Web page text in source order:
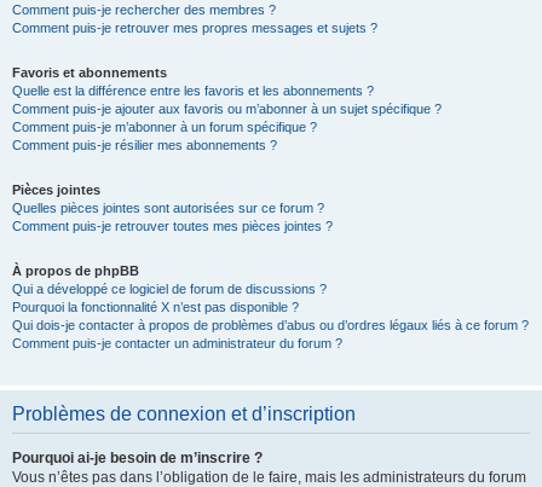
Comment puis-je rechercher des membres ?
Comment puis-je retrouver mes propres messages et sujets ?
Favoris et abonnements
Quelle est la différence entre les favoris et les abonnements ?
Comment puis-je ajouter aux favoris ou m’abonner à un sujet spécifique ?
Comment puis-je m’abonner à un forum spécifique ?
Comment puis-je résilier mes abonnements ?
Pièces jointes
Quelles pièces jointes sont autorisées sur ce forum ?
Comment puis-je retrouver toutes mes pièces jointes ?
À propos de phpBB
Qui a développé ce logiciel de forum de discussions ?
Pourquoi la fonctionnalité X n’est pas disponible ?
Qui dois-je contacter à propos de problèmes d’abus ou d’ordres légaux liés à ce forum ?
Comment puis-je contacter un administrateur du forum ?
Problèmes de connexion et d’inscription
Pourquoi ai-je besoin de m’inscrire ?
Vous n’êtes pas dans l’obligation de le faire, mais les administrateurs du forum